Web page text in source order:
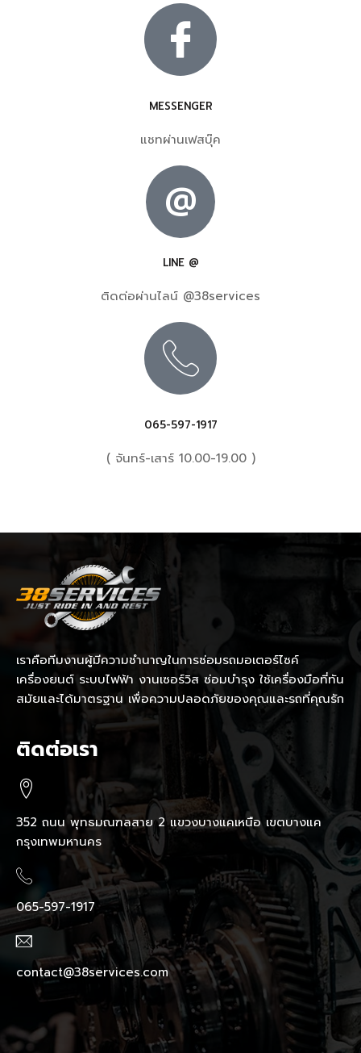
MESSENGER
แชทผ่านเฟสบุ๊ค
@
LINE @
ติดต่อผ่านไลน์ @38services
065-597-1917
( จันทร์-เสาร์ 10.00-19.00 )
เราคือทีมงานผู้มีความชำนาญในการซ่อมรถมอเตอร์ไซค์
เครื่องยนต์ ระบบไฟฟ้า งานเซอร์วิส ซ่อมบำรุง ใช้เครื่องมือที่ทัน
สมัยและได้มาตรฐาน เพื่อความปลอดภัยของคุณและรถที่คุณรัก
ติดต่อเรา
352 ถนน พุทธมณฑลสาย 2 แขวงบางแคเหนือ เขตบางแค
กรุงเทพมหานคร
065-597-1917
contact@38services.com